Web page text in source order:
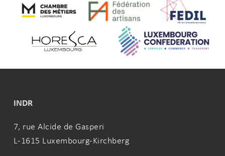
INDR
7, rue Alcide de Gasperi
L-1615 Luxembourg-Kirchberg